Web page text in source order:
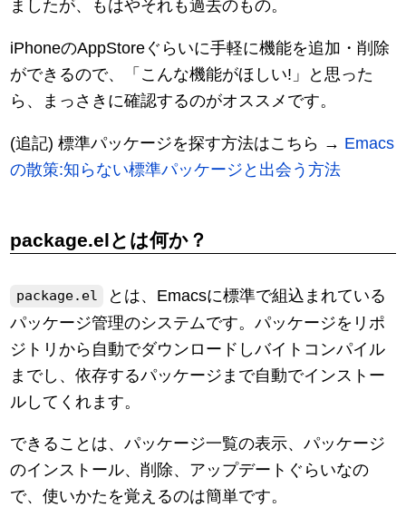
ましたが、もはやそれも過去のもの。
iPhoneのAppStoreぐらいに手軽に機能を追加・削除
ができるので、「こんな機能がほしい!」と思った
ら、まっさきに確認するのがオススメです。
(追記) 標準パッケージを探す方法はこちら → Emacs
の散策:知らない標準パッケージと出会う方法
package.elとは何か？
package.el
とは、Emacsに標準で組込まれている
パッケージ管理のシステムです。パッケージをリポ
ジトリから自動でダウンロードしバイトコンパイル
までし、依存するパッケージまで自動でインストー
ルしてくれます。
できることは、パッケージ一覧の表示、パッケージ
のインストール、削除、アップデートぐらいなの
で、使いかたを覚えるのは簡単です。